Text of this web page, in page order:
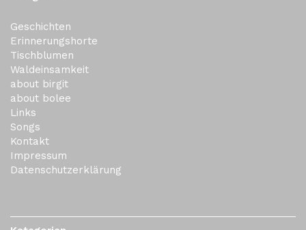
Geschichten
Erinnerungshorte
Tischblumen
Waldeinsamkeit
about birgit
about bolee
Links
Songs
Kontakt
Impressum
Datenschutzerklärung